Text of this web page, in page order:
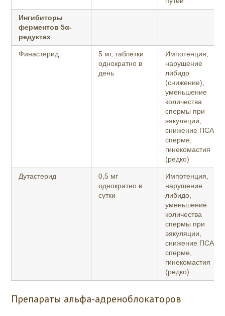
Ингибиторы
ферментов5α-
редуктаз
Финастерид
5 мг, таблетки
однократно в
день
Импотенция,
нарушение
либидо
(снижение),
уменьшение
количества
спермы при
эякуляции,
снижение ПСА в
сперме,
гинекомастия
(редко)
Дутастерид
0,5 мг
однократно в
сутки
Импотенция,
нарушение
либидо,
уменьшение
количества
спермы при
эякуляции,
снижение ПСА в
сперме,
гинекомастия
(редко)
Препараты альфа-адреноблокаторов